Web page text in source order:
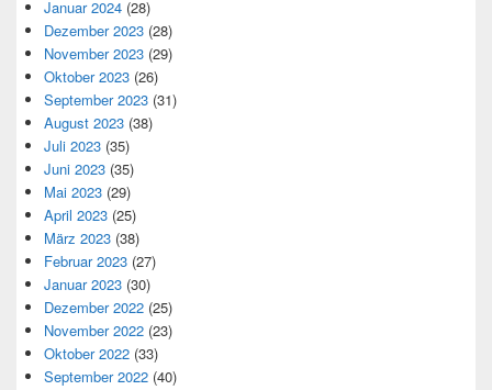
Januar 2024 (28)
Dezember 2023 (28)
November 2023 (29)
Oktober 2023 (26)
September 2023 (31)
August 2023 (38)
Juli 2023 (35)
Juni 2023 (35)
Mai 2023 (29)
April 2023 (25)
März 2023 (38)
Februar 2023 (27)
Januar 2023 (30)
Dezember 2022 (25)
November 2022 (23)
Oktober 2022 (33)
September 2022 (40)